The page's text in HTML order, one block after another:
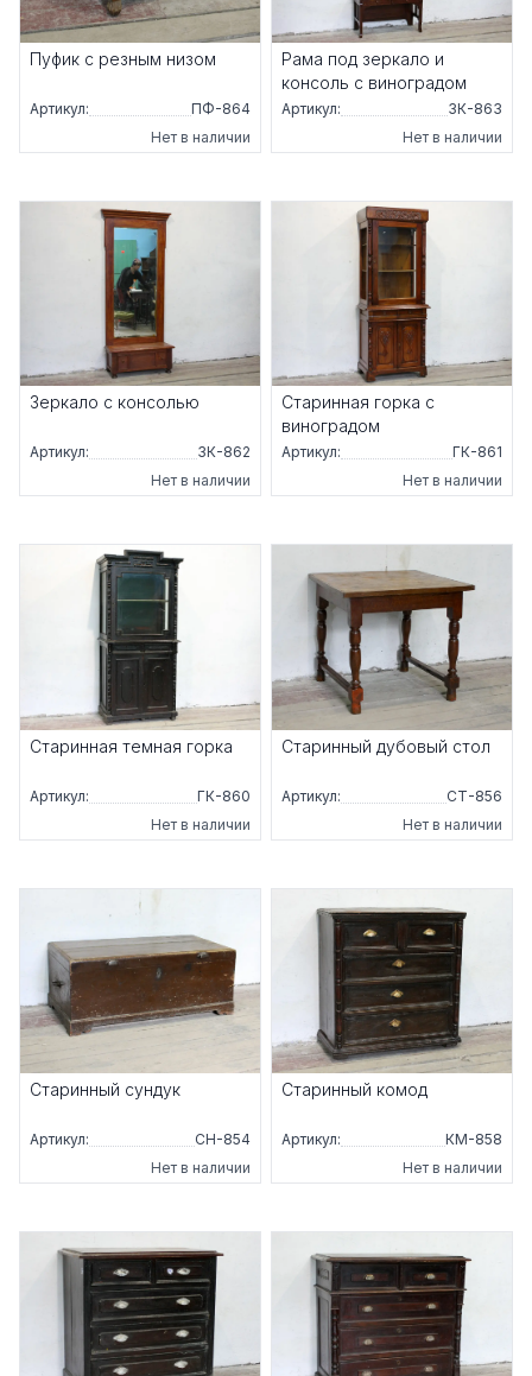
Пуфик с резным низом
Артикул:
ПФ-864
Нет в наличии
Рама под зеркало и
консоль с виноградом
Артикул:
ЗК-863
Нет в наличии
Зеркало с консолью
Артикул:
ЗК-862
Нет в наличии
Старинная горка с
виноградом
Артикул:
ГК-861
Нет в наличии
Старинная темная горка
Артикул:
ГК-860
Нет в наличии
Старинный дубовый стол
Артикул:
СТ-856
Нет в наличии
Старинный сундук
Артикул:
СН-854
Нет в наличии
Старинный комод
Артикул:
КМ-858
Нет в наличии